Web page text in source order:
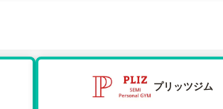
プリッツジム